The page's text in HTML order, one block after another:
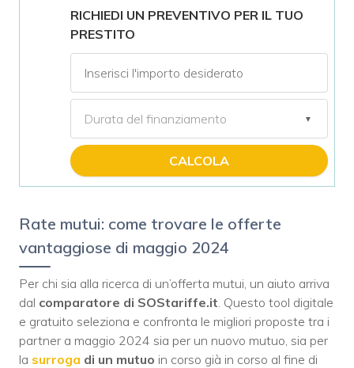
RICHIEDI UN PREVENTIVO PER IL TUO
PRESTITO
CALCOLA
Rate mutui: come trovare le offerte
vantaggiose di maggio 2024
Per chi sia alla ricerca di un’offerta mutui, un aiuto arriva
dal comparatore di SOStariffe.it . Questo tool digitale
e gratuito seleziona e confronta le migliori proposte tra i
partner a maggio 2024 sia per un nuovo mutuo, sia per
la surroga di un mutuo in corso già in corso al fine di